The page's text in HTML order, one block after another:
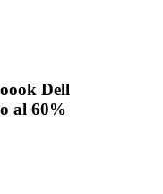
Dell
al 60%